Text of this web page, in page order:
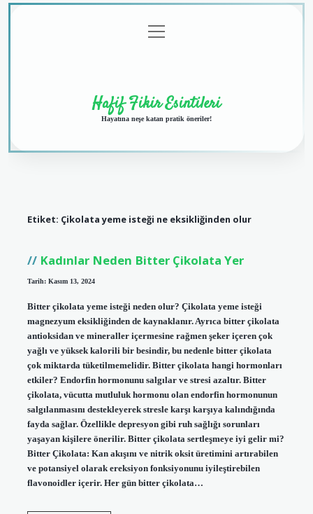
menüyü
aç
Hafif Fikir Esintileri
Hayatına neşe katan pratik öneriler!
Etiket: Çikolata yeme isteği ne eksikliğinden olur
Kadınlar Neden Bitter Çikolata Yer
Tarih: Kasım 13, 2024
Bitter çikolata yeme isteği neden olur? Çikolata yeme isteği
magnezyum eksikliğinden de kaynaklanır. Ayrıca bitter çikolata
antioksidan ve mineraller içermesine rağmen şeker içeren çok
yağlı ve yüksek kalorili bir besindir, bu nedenle bitter çikolata
çok miktarda tüketilmemelidir. Bitter çikolata hangi hormonları
etkiler? Endorfin hormonunu salgılar ve stresi azaltır. Bitter
çikolata, vücutta mutluluk hormonu olan endorfin hormonunun
salgılanmasını destekleyerek stresle karşı karşıya kalındığında
fayda sağlar. Özellikle depresyon gibi ruh sağlığı sorunları
yaşayan kişilere önerilir. Bitter çikolata sertleşmeye iyi gelir mi?
Bitter Çikolata: Kan akışını ve nitrik oksit üretimini artırabilen
ve potansiyel olarak ereksiyon fonksiyonunu iyileştirebilen
flavonoidler içerir. Her gün bitter çikolata…